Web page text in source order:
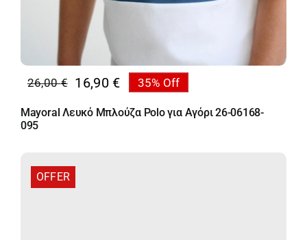
26,00€
Original
price
was:
16,90 €
Η
τρέχουσα
τιμή
35% Off
Mayoral Λευκό Μπλούζα Polo για Αγόρι 26-06168-
095
OFFER